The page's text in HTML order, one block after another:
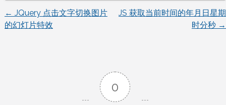
文
← JQuery 点击文字切换图片
的幻灯片特效
JS 获取当前时间的年月日星期
时分秒 →
0